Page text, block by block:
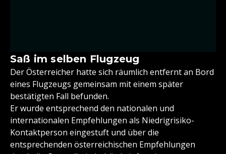
Saß im selben Flugzeug
Der Österreicher hatte sich räumlich entfernt an Bord
eines Flugzeugs gemeinsam mit einem später
bestätigten Fall befunden.
Er wurde entsprechend den nationalen und
internationalen Empfehlungen als Niedrigrisiko-
Kontaktperson eingestuft und über die
entsprechenden österreichischen Empfehlungen